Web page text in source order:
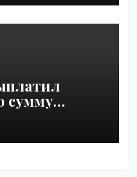
сумму
|